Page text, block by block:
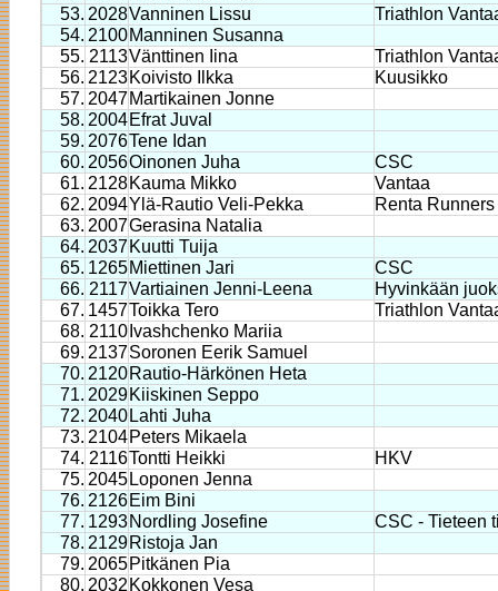
53. 2028Vanninen Lissu
Triathlon
54. 2100Manninen Susanna
55. 2113Vänttinen Iina
Triathlon
56. 2123Koivisto Ilkka
Kuusikko
57. 2047Martikainen Jonne
58. 2004Efrat Juval
59. 2076Tene Idan
60. 2056Oinonen Juha
CSC
61. 2128Kauma Mikko
Vantaa
62. 2094Ylä-Rautio Veli-Pekka
Renta Runners
63. 2007Gerasina Natalia
64. 2037Kuutti Tuija
65. 1265Miettinen Jari
CSC
66. 2117Vartiainen Jenni-Leena
Hyvinkään
67. 1457Toikka Tero
Triathlon
68. 2110 Ivashchenko Mariia
69. 2137Soronen Eerik Samuel
70. 2120Rautio-Härkönen Heta
71. 2029Kiiskinen Seppo
72. 2040 Lahti Juha
73. 2104Peters Mikaela
74. 2116Tontti Heikki
HKV
75. 2045 Loponen Jenna
76. 2126Eim Bini
77. 1293Nordling Josefine
CSC - Tieteen
78. 2129Ristoja Jan
79. 2065Pitkänen Pia
80. 2032 Kokkonen Vesa